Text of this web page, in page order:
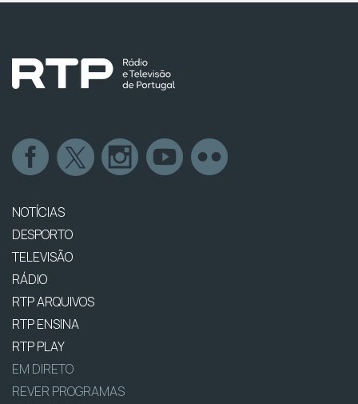
NOTÍCIAS
DESPORTO
TELEVISÃO
RÁDIO
RTP ARQUIVOS
RTP ENSINA
RTP PLAY
EM DIRETO
REVER PROGRAMAS